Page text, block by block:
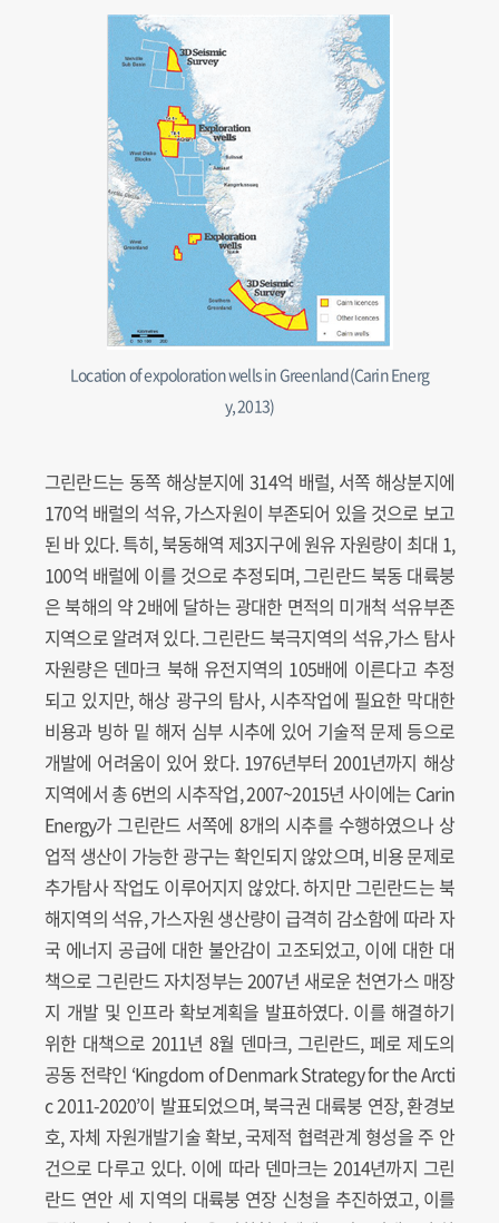
Location of expoloration wells in Greenland(Carin Energ
y, 2013)
그린란드는 동쪽 해상분지에 314억 배럴, 서쪽 해상분지에
170억 배럴의 석유, 가스자원이 부존되어 있을 것으로 보고
된 바 있다. 특히, 북동해역 제3지구에 원유 자원량이 최대 1,
100억 배럴에 이를 것으로 추정되며, 그린란드 북동 대륙붕
은 북해의 약 2배에 달하는 광대한 면적의 미개척 석유부존
지역으로 알려져 있다. 그린란드 북극지역의 석유,가스 탐사
자원량은 덴마크 북해 유전지역의 105배에 이른다고 추정
되고 있지만, 해상 광구의 탐사, 시추작업에 필요한 막대한
비용과 빙하 밑 해저 심부 시추에 있어 기술적 문제 등으로
개발에 어려움이 있어 왔다. 1976년부터 2001년까지 해상
지역에서 총 6번의 시추작업, 2007~2015년 사이에는 Carin
Energy가 그린란드 서쪽에 8개의 시추를 수행하였으나 상
업적 생산이 가능한 광구는 확인되지 않았으며, 비용 문제로
추가탐사 작업도 이루어지지 않았다. 하지만 그린란드는 북
해지역의 석유, 가스자원 생산량이 급격히 감소함에 따라 자
국 에너지 공급에 대한 불안감이 고조되었고, 이에 대한 대
책으로 그린란드 자치정부는 2007년 새로운 천연가스 매장
지 개발 및 인프라 확보계획을 발표하였다. 이를 해결하기
위한 대책으로 2011년 8월 덴마크, 그린란드, 페로 제도의
공동 전략인 ‘Kingdom of Denmark Strategy for the Arcti
c 2011-2020’이 발표되었으며, 북극권 대륙붕 연장, 환경보
호, 자체 자원개발기술 확보, 국제적 협력관계 형성을 주 안
건으로 다루고 있다. 이에 따라 덴마크는 2014년까지 그린
란드 연안 세 지역의 대륙붕 연장 신청을 추진하였고, 이를